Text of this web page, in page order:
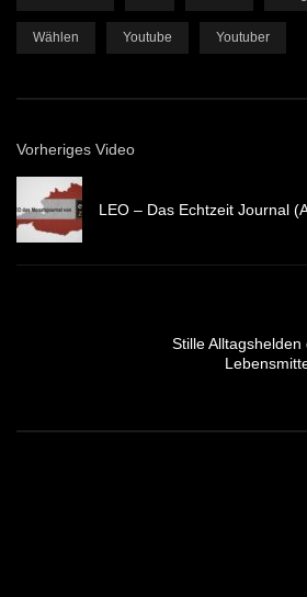
Wählen Youtube Youtuber
Vorheriges Video
LEO – Das Echtzeit Journal
Stille Alltagshelden